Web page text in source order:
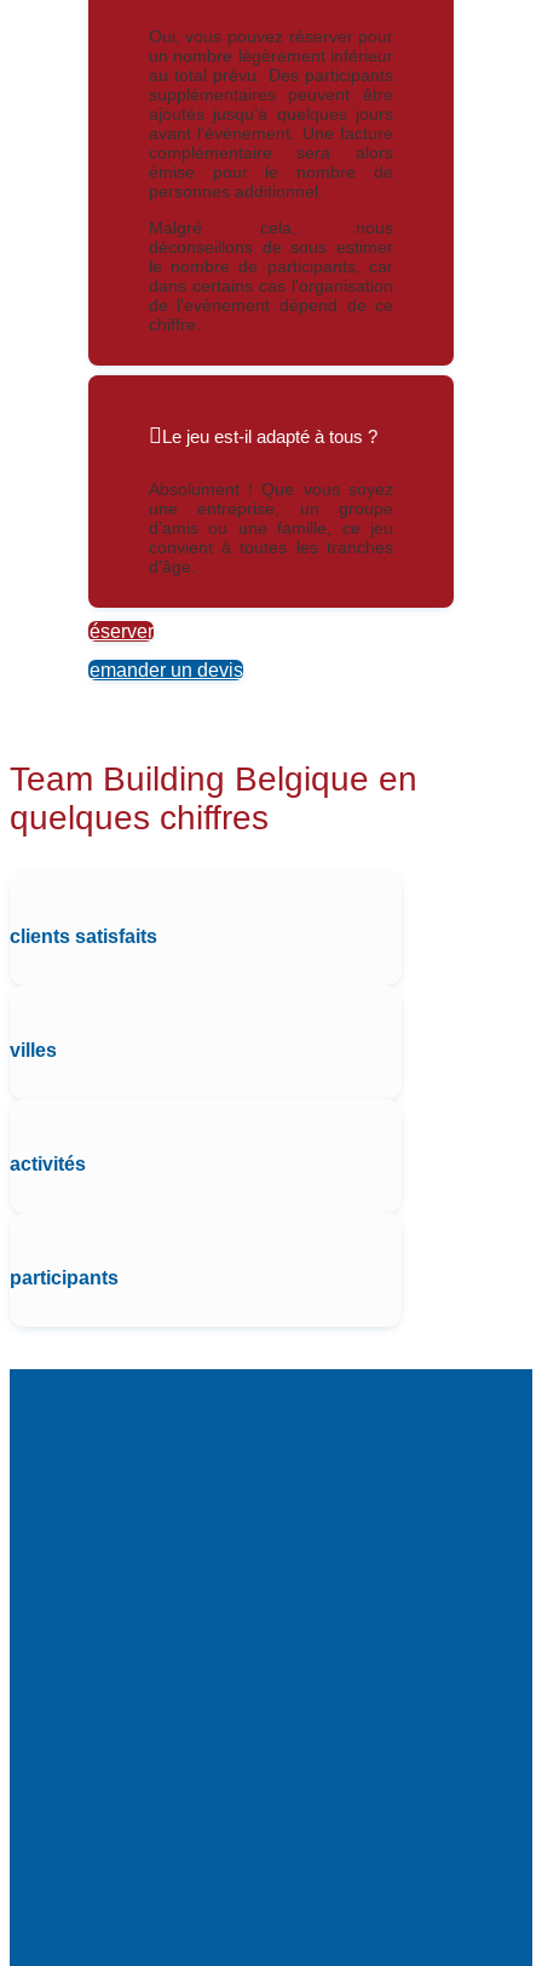
Oui, vous pouvez réserver pour
un nombre légèrement inférieur
au total prévu. Des participants
supplémentaires peuvent être
ajoutés jusqu’à quelques jours
avant l’événement. Une facture
complémentaire sera alors
émise pour le nombre de
personnes additionnel.
Malgré cela, nous
déconseillons de sous estimer
le nombre de participants, car
dans certains cas l'organisation
de l'evènement dépend de ce
chiffre.
Le jeu est-il adapté à tous ?
Absolument ! Que vous soyez
une entreprise, un groupe
d’amis ou une famille, ce jeu
convient à toutes les tranches
d’âge.
Réserver
Demander un devis
Team Building Belgique en
quelques chiffres
clients satisfaits
villes
activités
participants